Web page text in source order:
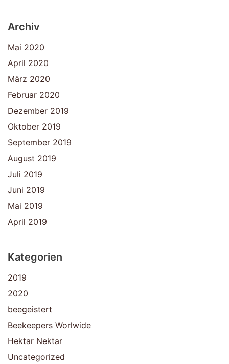
Archiv
Mai 2020
April 2020
März 2020
Februar 2020
Dezember 2019
Oktober 2019
September 2019
August 2019
Juli 2019
Juni 2019
Mai 2019
April 2019
Kategorien
2019
2020
beegeistert
Beekeepers Worlwide
Hektar Nektar
Uncategorized